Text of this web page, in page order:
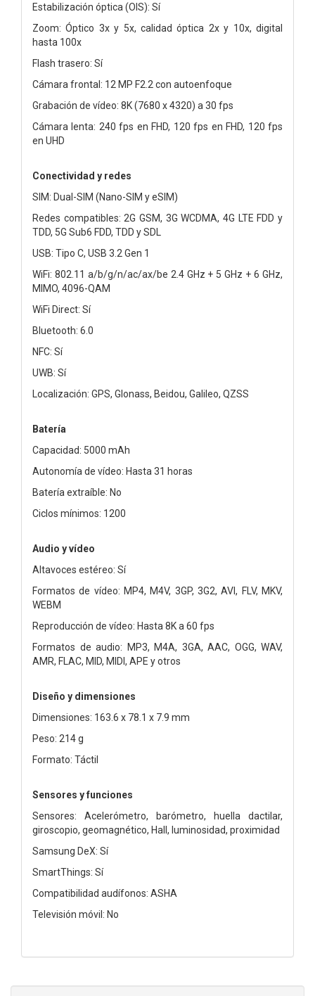
Estabilización óptica (OIS): Sí
Zoom: Óptico 3x y 5x, calidad óptica 2x y 10x, digital
hasta 100x
Flash trasero: Sí
Cámara frontal: 12 MP F2.2 con autoenfoque
Grabación de vídeo: 8K (7680 x 4320) a 30 fps
Cámara lenta: 240 fps en FHD, 120 fps en FHD, 120 fps
en UHD
Conectividad y redes
SIM: Dual-SIM (Nano-SIM y eSIM)
Redes compatibles: 2G GSM, 3G WCDMA, 4G LTE FDD y
TDD, 5G Sub6 FDD, TDD y SDL
USB: Tipo C, USB 3.2 Gen 1
WiFi: 802.11 a/b/g/n/ac/ax/be 2.4 GHz + 5 GHz + 6 GHz,
MIMO, 4096-QAM
WiFi Direct: Sí
Bluetooth: 6.0
NFC: Sí
UWB: Sí
Localización: GPS, Glonass, Beidou, Galileo, QZSS
Batería
Capacidad: 5000 mAh
Autonomía de vídeo: Hasta 31 horas
Batería extraíble: No
Ciclos mínimos: 1200
Audio y vídeo
Altavoces estéreo: Sí
Formatos de vídeo: MP4, M4V, 3GP, 3G2, AVI, FLV, MKV,
WEBM
Reproducción de vídeo: Hasta 8K a 60 fps
Formatos de audio: MP3, M4A, 3GA, AAC, OGG, WAV,
AMR, FLAC, MID, MIDI, APE y otros
Diseño y dimensiones
Dimensiones: 163.6 x 78.1 x 7.9 mm
Peso: 214 g
Formato: Táctil
Sensores y funciones
Sensores: Acelerómetro, barómetro, huella dactilar,
giroscopio, geomagnético, Hall, luminosidad, proximidad
Samsung DeX: Sí
SmartThings: Sí
Compatibilidad audífonos: ASHA
Televisión móvil: No